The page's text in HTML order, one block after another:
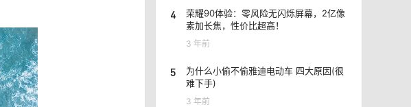
4
荣耀90体验：零风险无闪烁屏幕，2亿像
素加长焦，性价比超高！
3 年前
5
为什么小偷不偷雅迪电动车 四大原因(很
难下手)
3 年前